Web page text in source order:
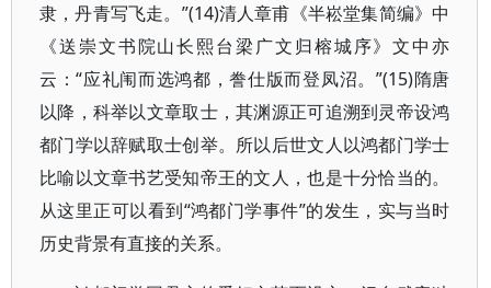
隶，丹青写飞走。”(14)清人章甫《半崧堂集简编》中
《送崇文书院山长熙台梁广文归榕城序》文中亦
云：“应礼闱而选鸿都，誊仕版而登凤沼。”(15)隋唐
以降，科举以文章取士，其渊源正可追溯到灵帝设鸿
都门学以辞赋取士创举。所以后世文人以鸿都门学士
比喻以文章书艺受知帝王的文人，也是十分恰当的。
从这里正可以看到“鸿都门学事件”的发生，实与当时
历史背景有直接的关系。